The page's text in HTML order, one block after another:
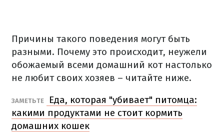
Причины такого поведения могут быть
разными. Почему это происходит, неужели
обожаемый всеми домашний кот настолько
не любит своих хозяев – читайте ниже.
ЗАМЕТЬТЕ
Еда, которая "убивает" питомца:
какими продуктами не стоит кормить
домашних кошек